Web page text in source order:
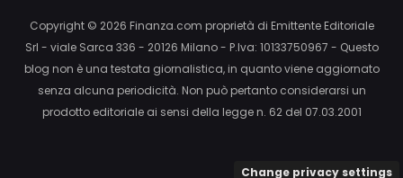
Copyright © 2026 Finanza.com proprietà di Emittente Editoriale
Srl - viale Sarca 336 - 20126 Milano - P.Iva: 10133750967 - Questo
blog non è una testata giornalistica, in quanto viene aggiornato
senza alcuna periodicità. Non può pertanto considerarsi un
prodotto editoriale ai sensi della legge n. 62 del 07.03.2001
Change privacy settings